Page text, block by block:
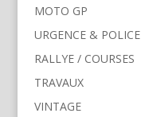
MOTO GP
URGENCE & POLICE
RALLYE / COURSES
TRAVAUX
VINTAGE